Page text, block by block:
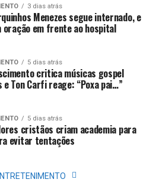
3 dias atrás
Menezes segue internado, e
oração em frente ao hospital
5 dias atrás
critica músicas gospel
Ton Carfi reage: “Poxa pai…”
5 dias atrás
cristãos criam academia para
evitar tentações